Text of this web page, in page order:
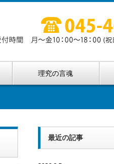
理究の言魂
最近の記事